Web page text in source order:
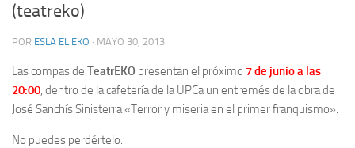
(teatreko)
POR ESLA EL EKO · MAYO 30, 2013
Las compas de TeatrEKO presentan el próximo 7 de junio a las
20:00, dentro de la cafetería de la UPCa un entremés de la obra de
José Sanchís Sinisterra «Terror y miseria en el primer franquismo».
No puedes perdértelo.